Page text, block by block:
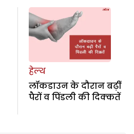
हेल्थ
लॉकडाउन के दौरान बढ़ीं
पैरों व पिंडली की दिक्कतें